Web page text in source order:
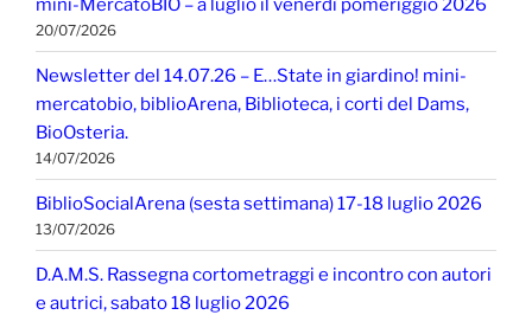
mini-MercatoBIO – a luglio il venerdì pomeriggio 2026
20/07/2026
Newsletter del 14.07.26 – E…State in giardino! mini-
mercatobio, biblioArena, Biblioteca, i corti del Dams,
BioOsteria.
14/07/2026
BiblioSocialArena (sesta settimana) 17-18 luglio 2026
13/07/2026
D.A.M.S. Rassegna cortometraggi e incontro con autori
e autrici, sabato 18 luglio 2026